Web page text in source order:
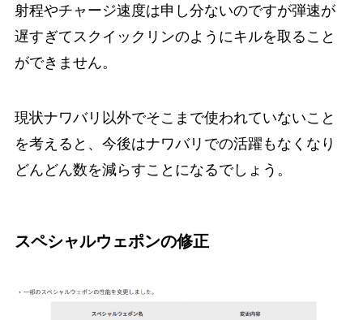
射程やチャージ速度は申し分ないのですが弾速が
遅すぎてスクイックリンのようにキルを取ること
ができません。
現状ナワバリ以外でそこまで使われていないこと
を考えると、今後はナワバリでの活躍もなくなり
どんどん数を減らすことになるでしょう。
スペシャルウェポンの修正